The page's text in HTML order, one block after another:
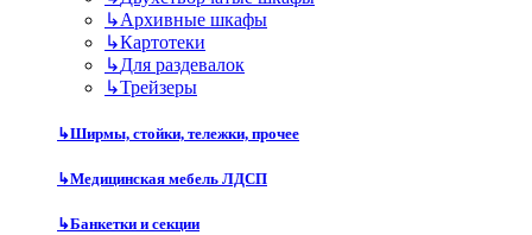
↳Архивные шкафы
↳Картотеки
↳Для раздевалок
↳Трейзеры
↳Ширмы, стойки, тележки, прочее
↳Медицинская мебель ЛДСП
↳Банкетки и секции